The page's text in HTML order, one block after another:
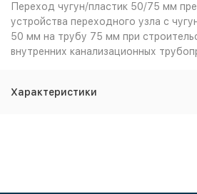
Переход чугун/пластик 50/75 мм
устройства переходного узла с
50 мм на трубу 75 мм при
внутренних канализационных
Характеристики